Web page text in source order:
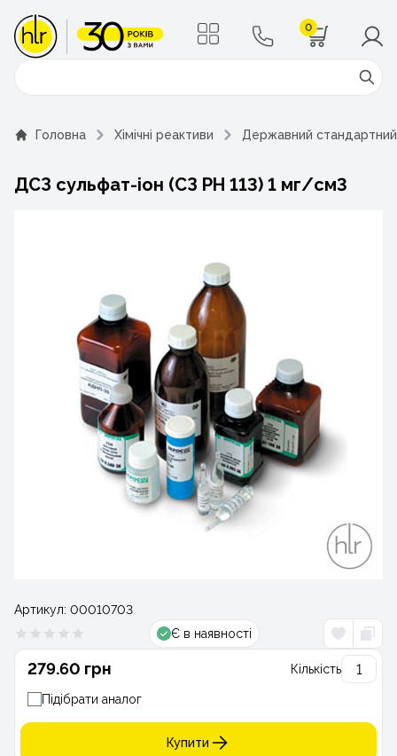
0
Поиск
Головна Хімічні реактиви Державний
ДСЗ сульфат-іон (СЗ РН 113) 1 мг/см3
Артикул: 00010703
Є в наявності
279.60 грн Кількість
Підібрати аналог
Купити